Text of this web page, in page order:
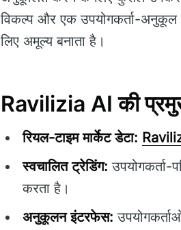
विकल्प और एक उपयोगकर्ता-अनुकूल
लिए अमूल्य बनाता है।
Ravilizia AI की
रियल-टाइम मार्केट डेटा:
स्वचालित ट्रेडिंग: उपयोगकर्ता-
करता है।
अनुकूलन इंटरफेस: